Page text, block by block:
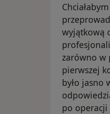
wyjątkową
zarówno w
pierwszej
było jasno
po operacji